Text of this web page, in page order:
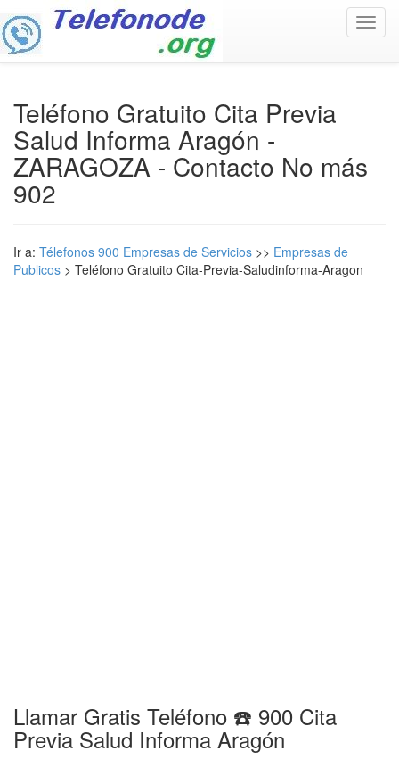
Teléfono Gratuito Cita Previa
Salud Informa Aragón -
ZARAGOZA - Contacto No más
902
Ir a: Télefonos 900 Empresas de Servicios >> Empresas de
Publicos > Teléfono Gratuito Cita-Previa-Saludinforma-Aragon
Llamar Gratis Teléfono ☎️ 900 Cita
Previa Salud Informa Aragón